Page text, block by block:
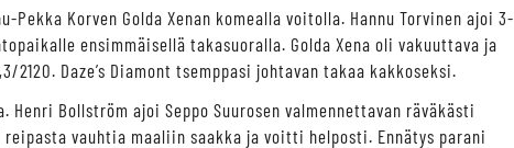
Korven Golda Xenan komealla voitolla. Hannu Torvinen ajoi 3-
ensimmäisellä takasuoralla. Golda Xena oli vakuuttava ja
2120. Daze’s Diamont tsemppasi johtavan takaa kakkoseksi.
Bollström ajoi Seppo Suurosen valmennettavan räväkästi
vauhtia maaliin saakka ja voitti helposti. Ennätys parani